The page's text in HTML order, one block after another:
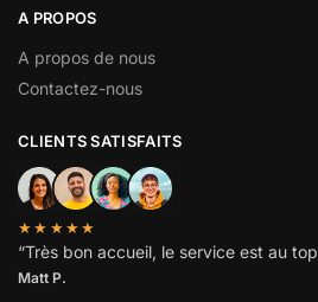
A PROPOS
A propos de nous
Contactez-nous
CLIENTS SATISFAITS
★★★★★
“Très bon accueil, le service est au top
Matt P.